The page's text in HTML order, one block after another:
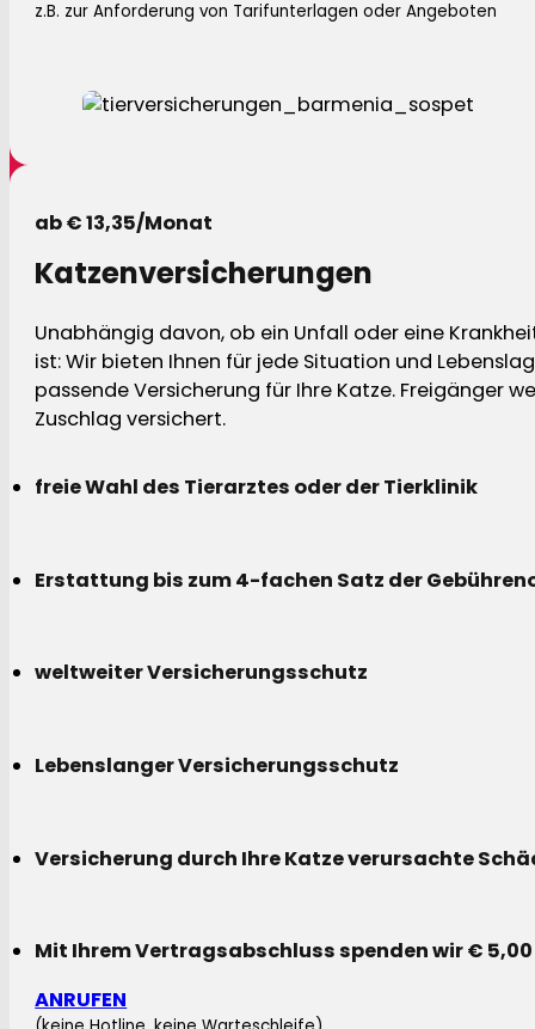
z.B. zur Anforderung von Tarifunterlagen oder Angeboten
ab € 13,35/Monat
Katzenversicherungen
Unabhängig davon, ob ein Unfall oder eine
ist: Wir bieten Ihnen für jede Situation und
passende Versicherung für Ihre Katze. Freigänger
Zuschlag versichert.
freie Wahl des Tierarztes oder der Tierklinik
Erstattung bis zum 4-fachen Satz der
weltweiter Versicherungsschutz
Lebenslanger Versicherungsschutz
Versicherung durch Ihre Katze verursachte
Mit Ihrem Vertragsabschluss spenden wir €
ANRUFEN